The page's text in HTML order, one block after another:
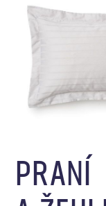
PRANÍ